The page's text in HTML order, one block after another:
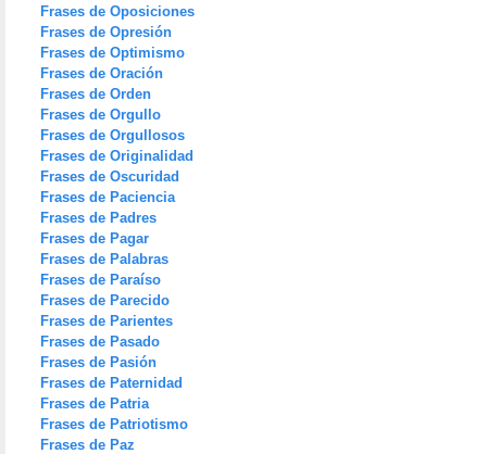
Frases de Oposiciones
Frases de Opresión
Frases de Optimismo
Frases de Oración
Frases de Orden
Frases de Orgullo
Frases de Orgullosos
Frases de Originalidad
Frases de Oscuridad
Frases de Paciencia
Frases de Padres
Frases de Pagar
Frases de Palabras
Frases de Paraíso
Frases de Parecido
Frases de Parientes
Frases de Pasado
Frases de Pasión
Frases de Paternidad
Frases de Patria
Frases de Patriotismo
Frases de Paz